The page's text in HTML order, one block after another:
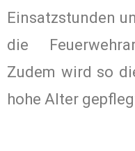
Einsatzstunden
die
Zudem wird so
hohe Alter